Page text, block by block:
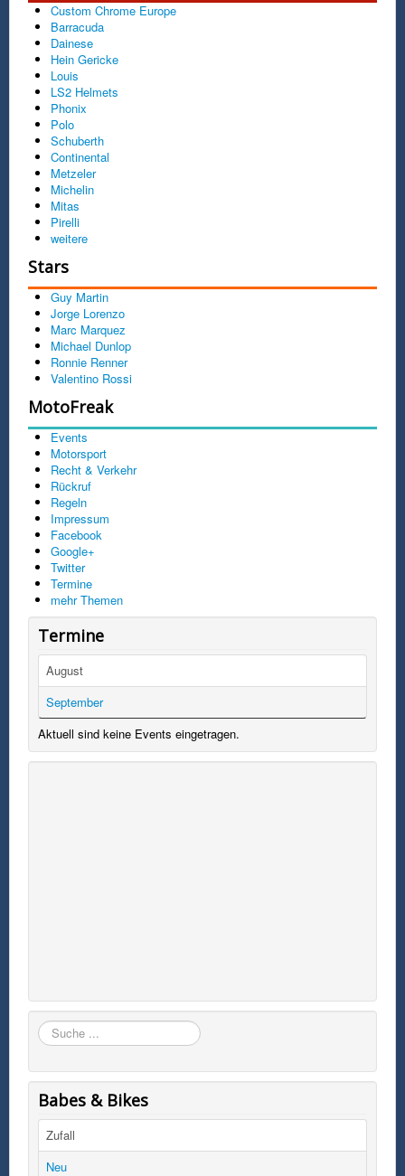
Custom Chrome Europe
Barracuda
Dainese
Hein Gericke
Louis
LS2 Helmets
Phonix
Polo
Schuberth
Continental
Metzeler
Michelin
Mitas
Pirelli
weitere
Stars
Guy Martin
Jorge Lorenzo
Marc Marquez
Michael Dunlop
Ronnie Renner
Valentino Rossi
MotoFreak
Events
Motorsport
Recht & Verkehr
Rückruf
Regeln
Impressum
Facebook
Google+
Twitter
Termine
mehr Themen
Termine
August
September
Aktuell sind keine Events eingetragen.
Suchen
Babes & Bikes
Zufall
Neu